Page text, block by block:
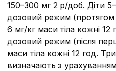
150–300 мг 2 р/доб. Діти
дозовий режим
6 мг/кг маси тіла кожні 12
дозовий режим (після
маси тіла кожні 12 год.
визначають з урахуванням